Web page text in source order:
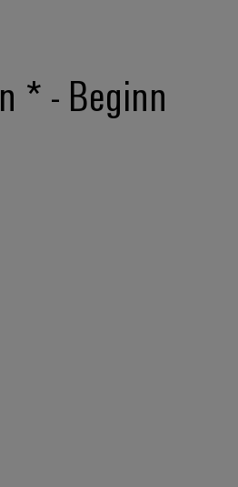
* - Beginn